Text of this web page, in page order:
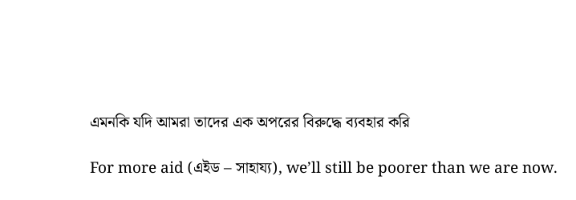
এমনকি যদি আমরা তাদের এক অপরের বিরুদ্ধে ব্যবহার করি
For more aid (এইড – সাহায্য), we’ll still be poorer than we are now.